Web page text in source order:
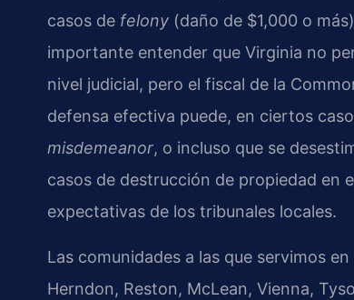
casos de felony (daño de $1,000 o
importante entender que Virginia no
nivel judicial, pero el fiscal de la
defensa efectiva puede, en ciertos
misdemeanor, o incluso que se
casos de destrucción de propiedad en
expectativas de los tribunales locales.
Las comunidades a las que servimos
Herndon, Reston, McLean, Vienna,